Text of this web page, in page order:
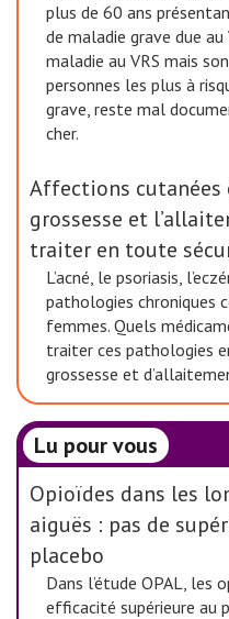
plus de 60 ans
de maladie grave due
maladie au VRS mais
personnes les plus à
grave, reste mal
cher.
Affections cutanées
grossesse et
traiter en toute
L’acné, le psoriasis,
pathologies chroniques
femmes. Quels
traiter ces pathologies
grossesse et
Lu pour vous
Opioïdes dans les
aiguës : pas de
placebo
Dans l’étude OPAL, les
efficacité supérieure au